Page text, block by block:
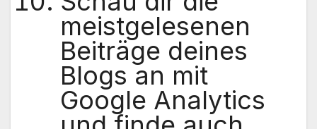
meistgelesenen
Beiträge deines
Blogs an mit
Google Analytics